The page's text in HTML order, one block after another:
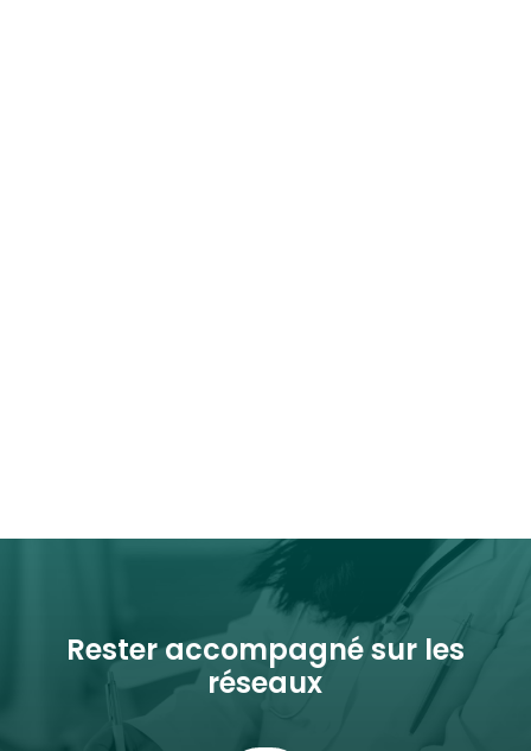
Rester accompagné sur les
réseaux